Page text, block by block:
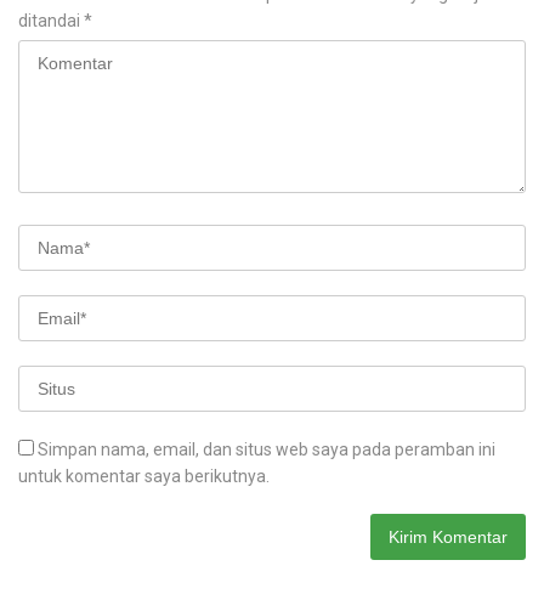
ditandai *
Simpan nama, email, dan situs web saya pada peramban ini
untuk komentar saya berikutnya.